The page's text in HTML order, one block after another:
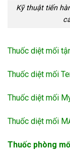
Kỹ thuật tiến
Thuốc diệt mối
Thuốc diệt mối
Thuốc diệt mối
Thuốc diệt mối
Thuốc phòng